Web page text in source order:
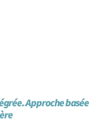
Approche basée